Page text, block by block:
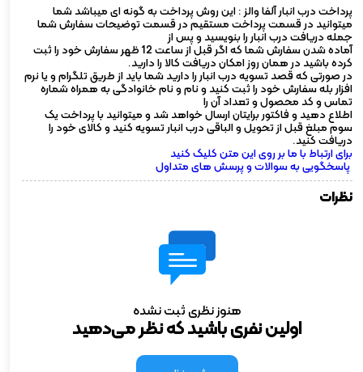
پرداخت درب انبار آلفا والز : این روش پرداخت به گونه ای میباشد شما
میتوانید در قسمت پرداخت مستقیم در قسمت توضیحات سفارش شما
جمله دریافت درب انبار را بنویسید و پس از
آماده شدن سفارش شما که اگر قبل از ساعت 12 ظهر سفارش خود را ثبت
کرده باشید در همان روز امکان دریافت کالا را دارید.
در صورتی که قصد تسویه درب انبار را دارید شما باید از طریق تلگرام و یا نرم
افزار بله سفارش خود را ثبت کنید و نام و نام خانوادگی به همراه شماره
تماس و کد محصول و تعداد آن را
اطلاع دهید و فاکتور برایتان ارسال خواهد شد و میتوانید با پرداخت یک
سوم مبلغ قبل از تحویل و الباقی درب انبار تسویه کنید و کالای خود را
دریافت کنید.
برای ارتباط با ما بر روی این متن کلیک کنید
پاسخگویی به سوالات و پرسش های متداول
نظرات
هنوز نظری ثبت نشده
اولین نفری باشید که نظر می‌دهید